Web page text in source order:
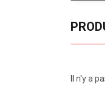
Il n'y a